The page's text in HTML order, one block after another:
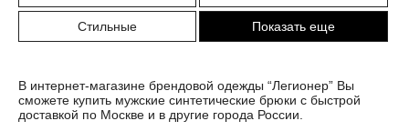
Стильные Показать еще
В интернет-магазине брендовой одежды “Легионер” Вы
сможете купить мужские синтетические брюки с быстрой
доставкой по Москве и в другие города России.